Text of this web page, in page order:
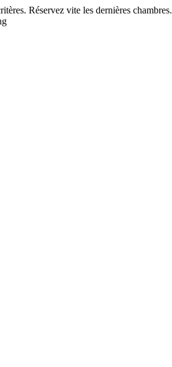
Réservez vite les dernières chambres.